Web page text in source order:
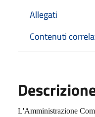
Allegati
Contenuti
L'Amministrazione